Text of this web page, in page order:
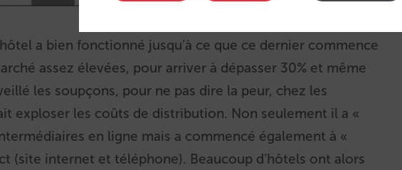
a bien fonctionné jusqu’à ce que ce dernier commence
assez élevées, pour arriver à dépasser 30% et même
les soupçons, pour ne pas dire la peur, chez les
exploser les coûts de distribution. Non seulement il a «
en ligne mais a commencé également à «
(site internet et téléphone). Beaucoup d’hôtels ont alors